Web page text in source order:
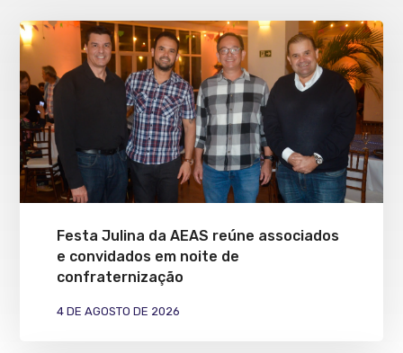
Festa Julina da AEAS reúne associados
e convidados em noite de
confraternização
4 DE AGOSTO DE 2026